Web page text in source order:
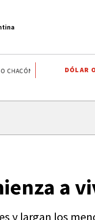
YAMILA CHAVES LOS
DÓLAR
a
y largan los